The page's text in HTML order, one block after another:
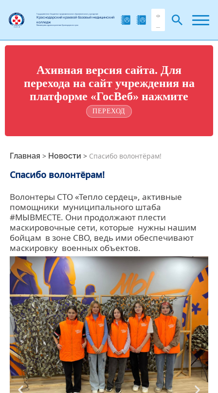
Государственное бюджетное профессиональное образовательное учреждение
Краснодарский краевой базовый медицинский
колледж
Министерства здравоохранения Краснодарского края
Ахивная версия сайта. Для
перехода на сайт учреждения на
платформе «ГосВеб» нажмите
ПЕРЕХОД
Главная > Новости > Спасибо волонтёрам!
Спасибо волонтёрам!
Волонтеры СТО «Тепло сердец», активные
помощники муниципального штаба
#МЫВМЕСТЕ. Они продолжают плести
маскировочные сети, которые нужны нашим
бойцам в зоне СВО, ведь ими обеспечивают
маскировку военных объектов.